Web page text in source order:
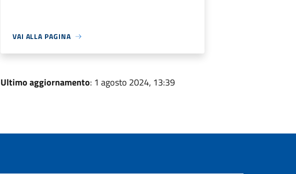
VAI ALLA PAGINA
Ultimo aggiornamento: 1 agosto 2024, 13:39